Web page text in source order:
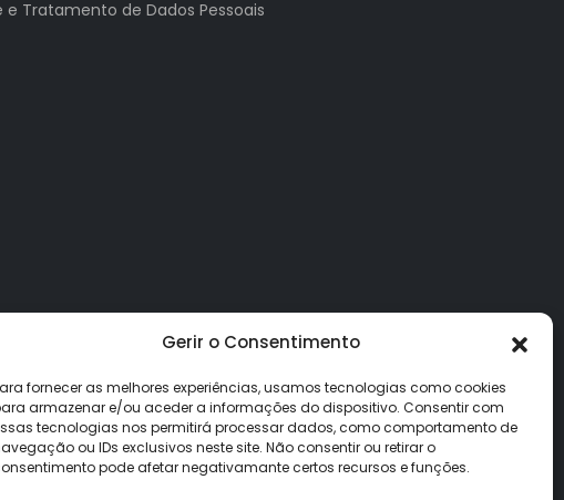
Gerir o Consentimento
fornecer as melhores experiências, usamos tecnologias como cookies
armazenar e/ou aceder a informações do dispositivo. Consentir com
tecnologias nos permitirá processar dados, como comportamento de
ou IDs exclusivos neste site. Não consentir ou retirar o
pode afetar negativamante certos recursos e funções.
Tratamento de Dados Pessoais